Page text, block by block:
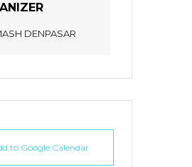
DENPASAR
to Google Calendar